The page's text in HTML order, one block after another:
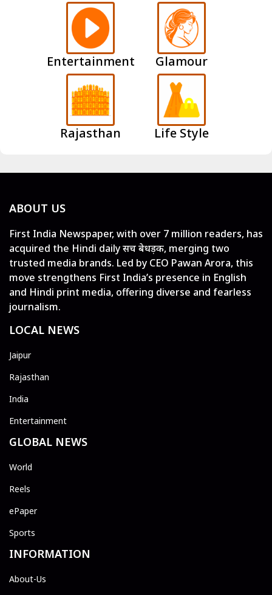
Entertainment Glamour
Rajasthan Life Style
ABOUT US
First India Newspaper, with over 7 million readers, has
acquired the Hindi daily सच बेधड़क, merging two
trusted media brands. Led by CEO Pawan Arora, this
move strengthens First India’s presence in English
and Hindi print media, offering diverse and fearless
journalism.
LOCAL NEWS
Jaipur
Rajasthan
India
Entertainment
GLOBAL NEWS
World
Reels
ePaper
Sports
INFORMATION
About-Us